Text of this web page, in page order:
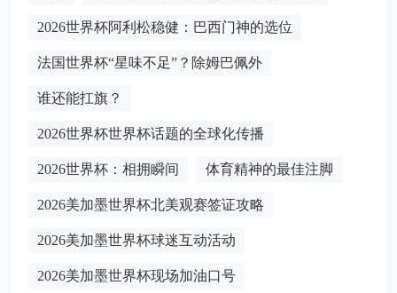
2026世界杯阿利松稳健：巴西门神的选位
法国世界杯“星味不足”？除姆巴佩外
谁还能扛旗？
2026世界杯世界杯话题的全球化传播
2026世界杯：相拥瞬间 体育精神的最佳注脚
2026美加墨世界杯北美观赛签证攻略
2026美加墨世界杯球迷互动活动
2026美加墨世界杯现场加油口号